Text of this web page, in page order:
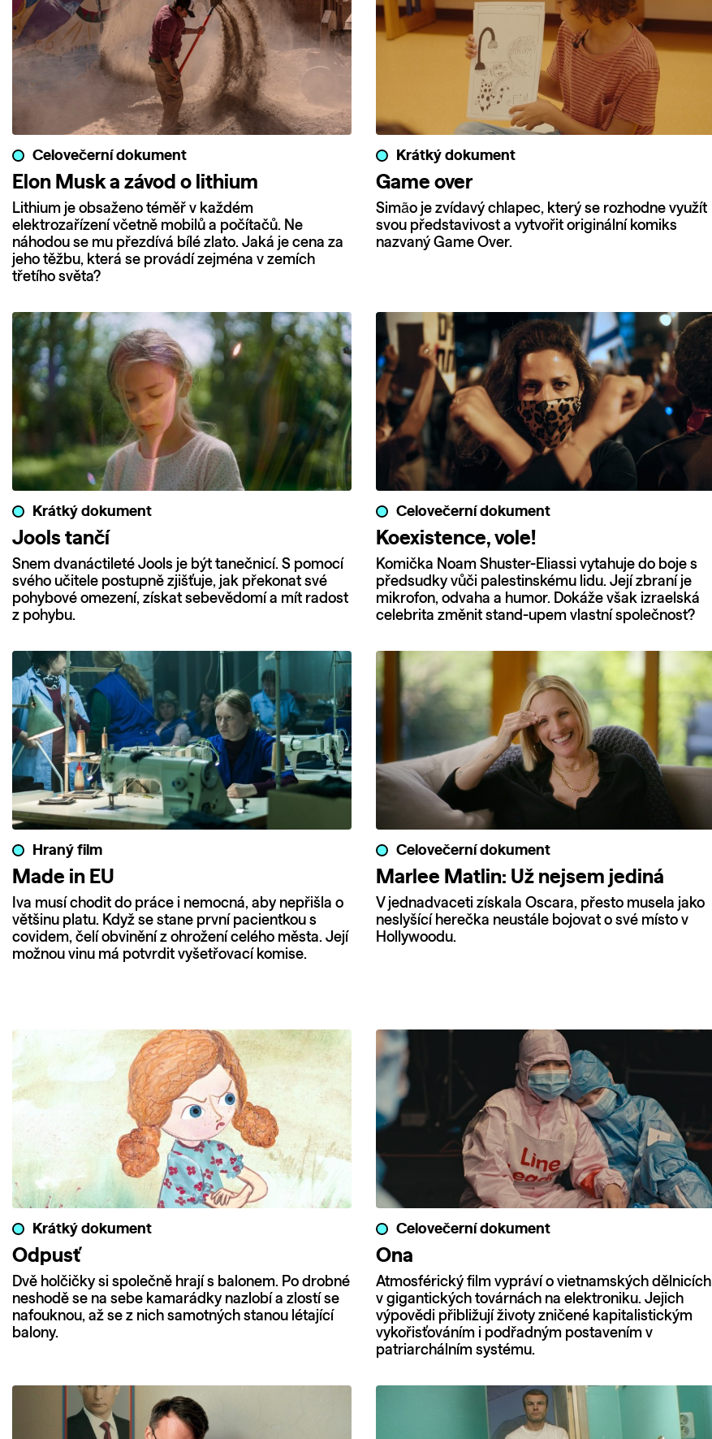
Celovečerní dokument
Elon Musk a závod o lithium
Lithium je obsaženo téměř v každém
elektrozařízení včetně mobilů a počítačů. Ne
náhodou se mu přezdívá bílé zlato. Jaká je cena za
jeho těžbu, která se provádí zejména v zemích
třetího světa?
Krátký dokument
Game over
Simão je zvídavý chlapec, který se rozhodne využít
svou představivost a vytvořit originální komiks
nazvaný Game Over.
Krátký dokument
Jools tančí
Snem dvanáctileté Jools je být tanečnicí. S pomocí
svého učitele postupně zjišťuje, jak překonat své
pohybové omezení, získat sebevědomí a mít radost
z pohybu.
Celovečerní dokument
Koexistence, vole!
Komička Noam Shuster-Eliassi vytahuje do boje s
předsudky vůči palestinskému lidu. Její zbraní je
mikrofon, odvaha a humor. Dokáže však izraelská
celebrita změnit stand-upem vlastní společnost?
Hraný film
Made in EU
Iva musí chodit do práce i nemocná, aby nepřišla o
většinu platu. Když se stane první pacientkou s
covidem, čelí obvinění z ohrožení celého města. Její
možnou vinu má potvrdit vyšetřovací komise.
Celovečerní dokument
Marlee Matlin: Už nejsem jediná
V jednadvaceti získala Oscara, přesto musela jako
neslyšící herečka neustále bojovat o své místo v
Hollywoodu.
Krátký dokument
Odpusť
Dvě holčičky si společně hrají s balonem. Po drobné
neshodě se na sebe kamarádky nazlobí a zlostí se
nafouknou, až se z nich samotných stanou létající
balony.
Celovečerní dokument
Ona
Atmosférický film vypráví o vietnamských dělnicích
v gigantických továrnách na elektroniku. Jejich
výpovědi přibližují životy zničené kapitalistickým
vykořisťováním i podřadným postavením v
patriarchálním systému.